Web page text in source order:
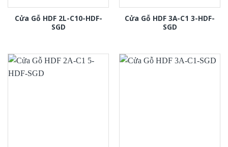
Cửa Gỗ HDF 2L-C10-HDF-
SGD
Cửa Gỗ HDF 3A-C1 3-HDF-
SGD